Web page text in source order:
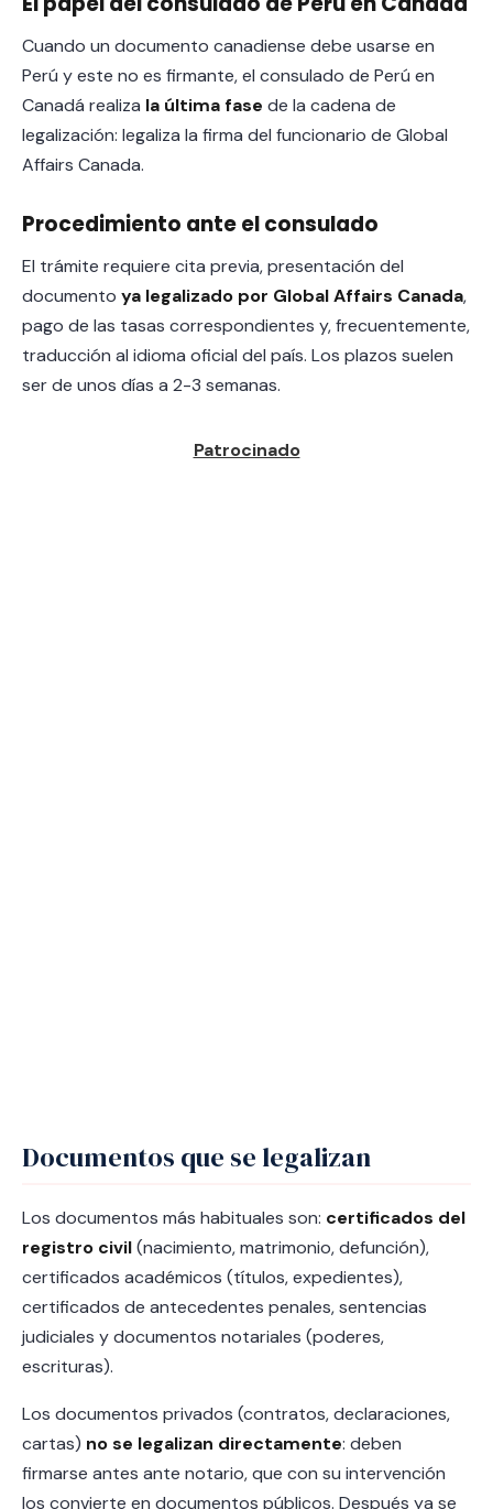
Cuando un documento canadiense debe usarse en
Perú y este no es firmante, el consulado de Perú en
Canadá realiza la última fase de la cadena de
legalización: legaliza la firma del funcionario de Global
Affairs Canada.
Procedimiento ante el consulado
El trámite requiere cita previa, presentación del
documento ya legalizado por Global Affairs Canada,
pago de las tasas correspondientes y, frecuentemente,
traducción al idioma oficial del país. Los plazos suelen
ser de unos días a 2-3 semanas.
Documentos que se legalizan
Los documentos más habituales son: certificados del
registro civil(nacimiento, matrimonio, defunción),
certificados académicos (títulos, expedientes),
certificados de antecedentes penales, sentencias
judiciales y documentos notariales (poderes,
escrituras).
Los documentos privados (contratos, declaraciones,
cartas) no se legalizan directamente: deben
firmarse antes ante notario, que con su intervención
los convierte en documentos públicos. Después ya se